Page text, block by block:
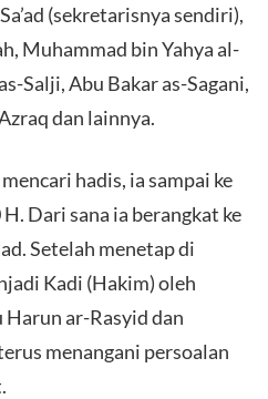
(sekretarisnya sendiri),
Muhammad bin Yahya al-
Salji, Abu Bakar as-Sagani,
dan lainnya.
hadis, ia sampai ke
Dari sana ia berangkat ke
Setelah menetap di
Kadi (Hakim) oleh
ar-Rasyid dan
menangani persoalan